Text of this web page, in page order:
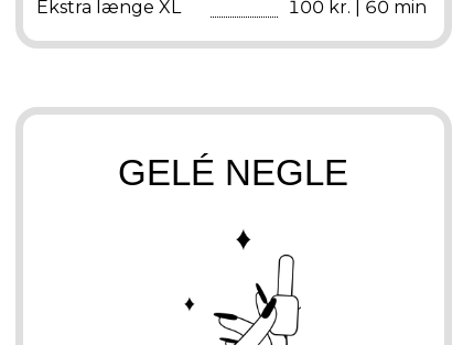
Ekstra længe XL 100 kr. | 60 min
GELÉ NEGLE